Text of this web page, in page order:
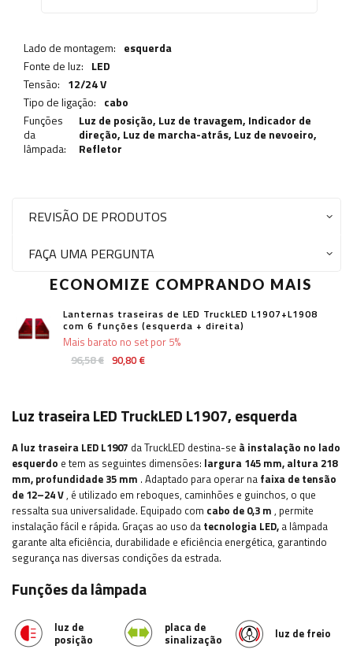
Lado de montagem: esquerda
Fonte de luz: LED
Tensão: 12/24 V
Tipo de ligação: cabo
Funções
da
lâmpada:
Luz de posição, Luz de travagem, Indicador de
direção, Luz de marcha-atrás, Luz de nevoeiro,
Refletor
REVISÃO DE PRODUTOS
FAÇA UMA PERGUNTA
ECONOMIZE COMPRANDO MAIS
Lanternas traseiras de LED TruckLED L1907+L1908
com 6 funções (esquerda + direita)
96,58 € 90,80 €
Mais barato no set por 5%
Luz traseira LED TruckLED L1907, esquerda
A luz traseira LED L1907 da TruckLED destina-se à instalação no lado
esquerdo e tem as seguintes dimensões: largura 145 mm, altura 218
mm, profundidade 35 mm . Adaptado para operar na faixa de tensão
de 12–24 V, é utilizado em reboques, caminhões e guinchos, o que
ressalta sua universalidade. Equipado com cabo de 0,3 m , permite
instalação fácil e rápida. Graças ao uso da tecnologia LED, a lâmpada
garante alta eficiência, durabilidade e eficiência energética, garantindo
segurança nas diversas condições da estrada.
Funções da lâmpada
luz de
posição
placa de
sinalização
luz de freio